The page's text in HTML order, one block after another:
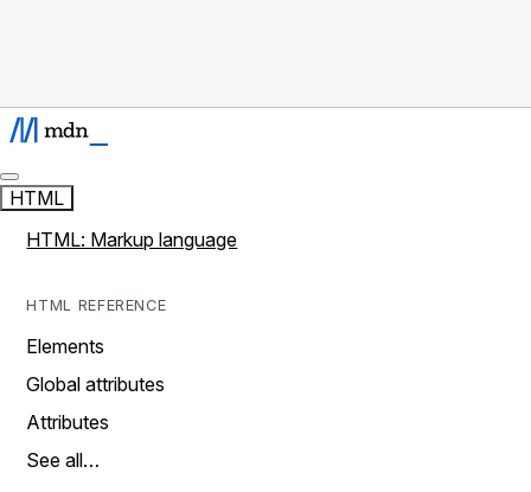
HTML
HTML: Markup language
HTML REFERENCE
Elements
Global attributes
Attributes
See all…